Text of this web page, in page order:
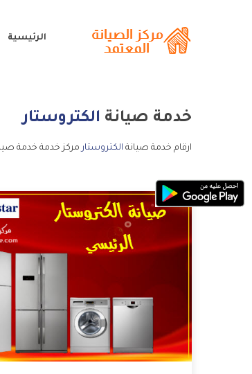
الرئيسية
خدمة صيانة الكتروستار
ارقام خدمة صيانة الكتروستار مركز خدمة خدمة